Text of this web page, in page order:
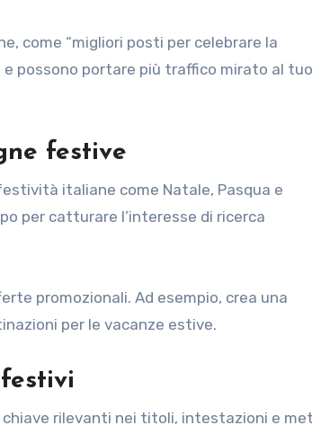
come “migliori posti per celebrare la
e possono portare più traffico mirato al tuo
festive
italiane come Natale, Pasqua e
per catturare l’interesse di ricerca
promozionali. Ad esempio, crea una
per le vacanze estive.
rilevanti nei titoli, intestazioni e